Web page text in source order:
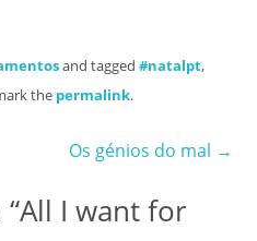
and tagged#natalpt,
the permalink.
Os génios do mal →
All I want for